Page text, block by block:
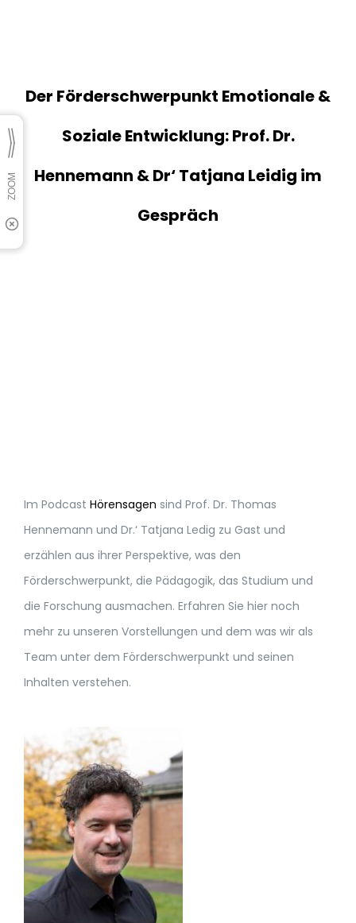
Der Förderschwerpunkt Emotionale &
Soziale Entwicklung: Prof. Dr.
Hennemann & Dr‘ Tatjana Leidig im
Gespräch
Im Podcast Hörensagen sind Prof. Dr. Thomas
Hennemann und Dr.‘ Tatjana Ledig zu Gast und
erzählen aus ihrer Perspektive, was den
Förderschwerpunkt, die Pädagogik, das Studium und
die Forschung ausmachen. Erfahren Sie hier noch
mehr zu unseren Vorstellungen und dem was wir als
Team unter dem Förderschwerpunkt und seinen
Inhalten verstehen.